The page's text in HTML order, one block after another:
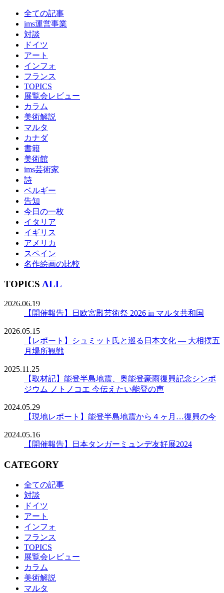
全ての記事
ims運営事業
対談
ドイツ
アート
インフォ
フランス
TOPICS
展覧会レビュー
カラム
美術解説
マルタ
カナダ
書籍
美術館
ims芸術家
詩
ベルギー
告知
今日の一枚
イタリア
イギリス
アメリカ
スペイン
名作絵画の比較
TOPICS ALL
2026.06.19
【開催報告】日欧宮殿芸術祭 2026 in マルタ共和国
2026.05.15
【レポート】シュミット氏と巡る日本文化 ― 大相撲五
月場所観戦
2025.11.25
【取材記】能登半島地震、奥能登豪雨復興記念シンポ
ジウム ノトノコエ 今伝えたい能登の声
2024.05.29
【現地レポート】能登半島地震から４ヶ月…復興の今
2024.05.16
【開催報告】日本タンガーミュンデ友好展2024
CATEGORY
全ての記事
対談
ドイツ
アート
インフォ
フランス
TOPICS
展覧会レビュー
カラム
美術解説
マルタ